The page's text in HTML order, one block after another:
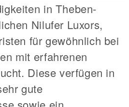
in Theben-
Nilufer Luxors,
für gewöhnlich bei
mit erfahrenen
Diese verfügen in
gute